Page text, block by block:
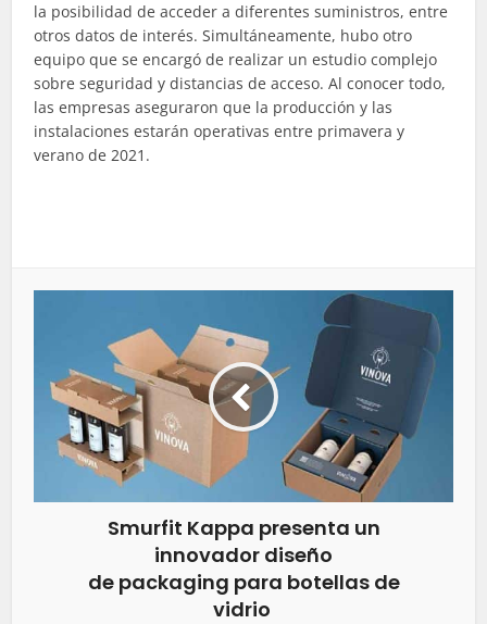
la posibilidad de acceder a diferentes suministros, entre
otros datos de interés. Simultáneamente, hubo otro
equipo que se encargó de realizar un estudio complejo
sobre seguridad y distancias de acceso. Al conocer todo,
las empresas aseguraron que la producción y las
instalaciones estarán operativas entre primavera y
verano de 2021.
Smurfit Kappa presenta un
innovador diseño
de packaging para botellas de
vidrio